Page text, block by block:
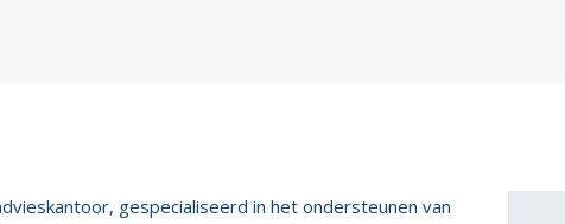
gespecialiseerd in het ondersteunen van